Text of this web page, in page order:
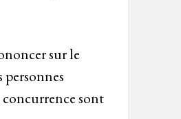
sur le
concurrence sont